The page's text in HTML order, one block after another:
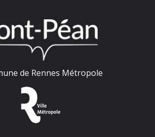
de Rennes Métropole